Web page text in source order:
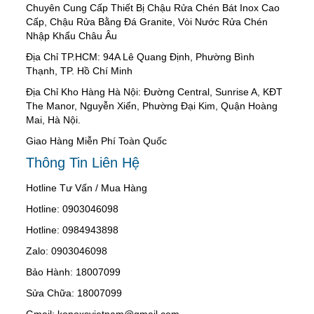
Chuyên Cung Cấp Thiết Bị Chậu Rửa Chén Bát Inox Cao
Cấp, Chậu Rửa Bằng Đá Granite, Vòi Nước Rửa Chén
Nhập Khẩu Châu Âu
Địa Chỉ TP.HCM: 94A Lê Quang Định, Phường Bình
Thạnh, TP. Hồ Chí Minh
Địa Chỉ Kho Hàng Hà Nội: Đường Central, Sunrise A, KĐT
The Manor, Nguyễn Xiển, Phường Đại Kim, Quận Hoàng
Mai, Hà Nội.
Giao Hàng Miễn Phí Toàn Quốc
Thông Tin Liên Hệ
Hotline Tư Vấn / Mua Hàng
Hotline: 0903046098
Hotline: 0984943898
Zalo: 0903046098
Bảo Hành: 18007099
Sửa Chữa: 18007099